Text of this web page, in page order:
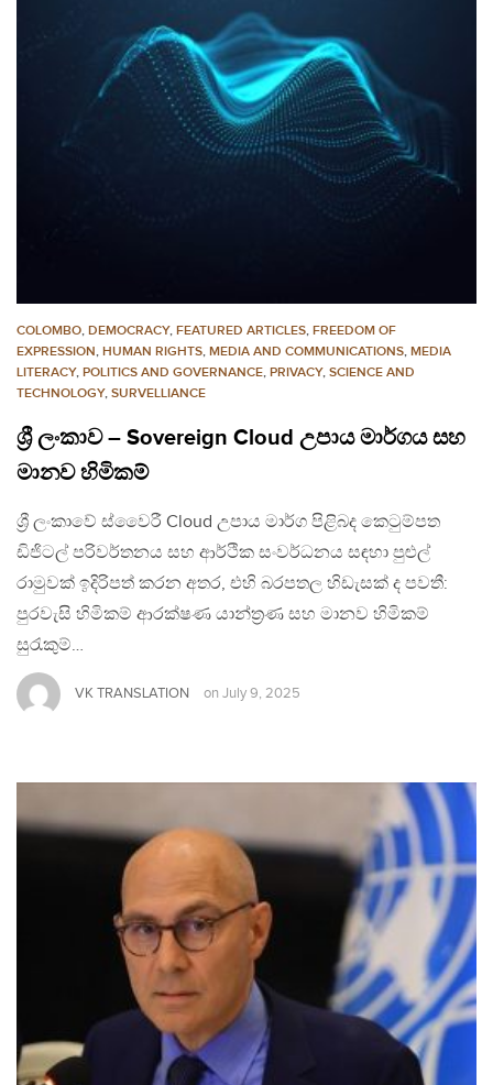
COLOMBO, DEMOCRACY, FEATURED ARTICLES, FREEDOM OF
EXPRESSION, HUMAN RIGHTS, MEDIA AND COMMUNICATIONS, MEDIA
LITERACY, POLITICS AND GOVERNANCE, PRIVACY, SCIENCE AND
TECHNOLOGY, SURVELLIANCE
ශ්‍රී ලංකාව – Sovereign Cloud උපාය මාර්ගය සහ
මානව හිමිකම්
ශ්‍රී ලංකාවේ ස්වෛරී Cloud උපාය මාර්ග පිළිබද කෙටුම්පත
ඩිජිටල් පරිවර්තනය සහ ආර්ථික සංවර්ධනය සඳහා පුළුල්
රාමුවක් ඉදිරිපත් කරන අතර, එහි බරපතල හිඩැසක් ද පවතී:
පුරවැසි හිමිකම් ආරක්ෂණ යාන්ත්‍රණ සහ මානව හිමිකම්
සුරැකුම්…
VK TRANSLATION on July 9, 2025